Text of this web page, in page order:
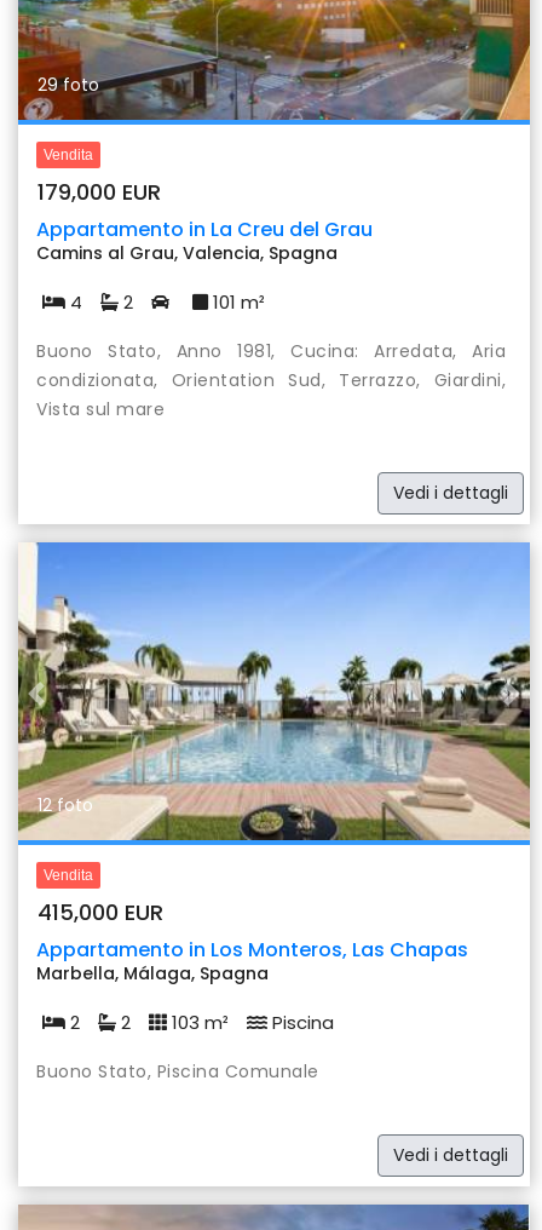
29 foto
Vendita
179,000 EUR
Appartamento in La Creu del Grau
Camins al Grau, Valencia, Spagna
4 2 101 m²
Buono Stato, Anno 1981, Cucina: Arredata, Aria
condizionata, Orientation Sud, Terrazzo, Giardini,
Vista sul mare
Vedi i dettagli
Previous
12 foto
Vendita
415,000 EUR
Appartamento in Los Monteros, Las Chapas
Marbella, Málaga, Spagna
2 2 103 m² Piscina
Buono Stato, Piscina Comunale
Vedi i dettagli